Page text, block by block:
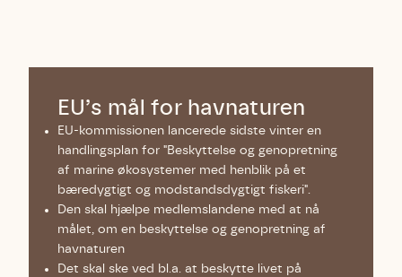
EU’s mål for havnaturen
EU-kommissionen lancerede sidste vinter en
handlingsplan for "Beskyttelse og genopretning
af marine økosystemer med henblik på et
bæredygtigt og modstandsdygtigt fiskeri".
Den skal hjælpe medlemslandene med at nå
målet, om en beskyttelse og genopretning af
havnaturen
Det skal ske ved bl.a. at beskytte livet på